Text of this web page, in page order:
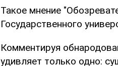
Такое мнение
Государственного
Комментируя
удивляет только одно: